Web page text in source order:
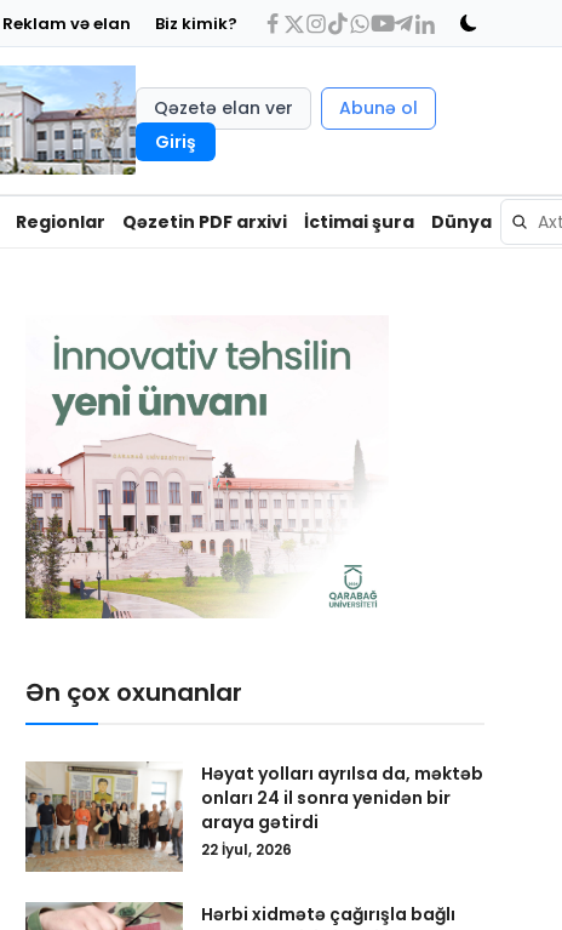
Reklam və elan Biz kimik?
Qəzetə elan ver
Abunə ol
Giriş
Regionlar Qəzetin PDF arxivi İctimai şura Dünya
Ən çox oxunanlar
Həyat yolları ayrılsa da, məktəb
onları 24 il sonra yenidən bir
araya gətirdi
22 İyul, 2026
Hərbi xidmətə çağırışla bağlı